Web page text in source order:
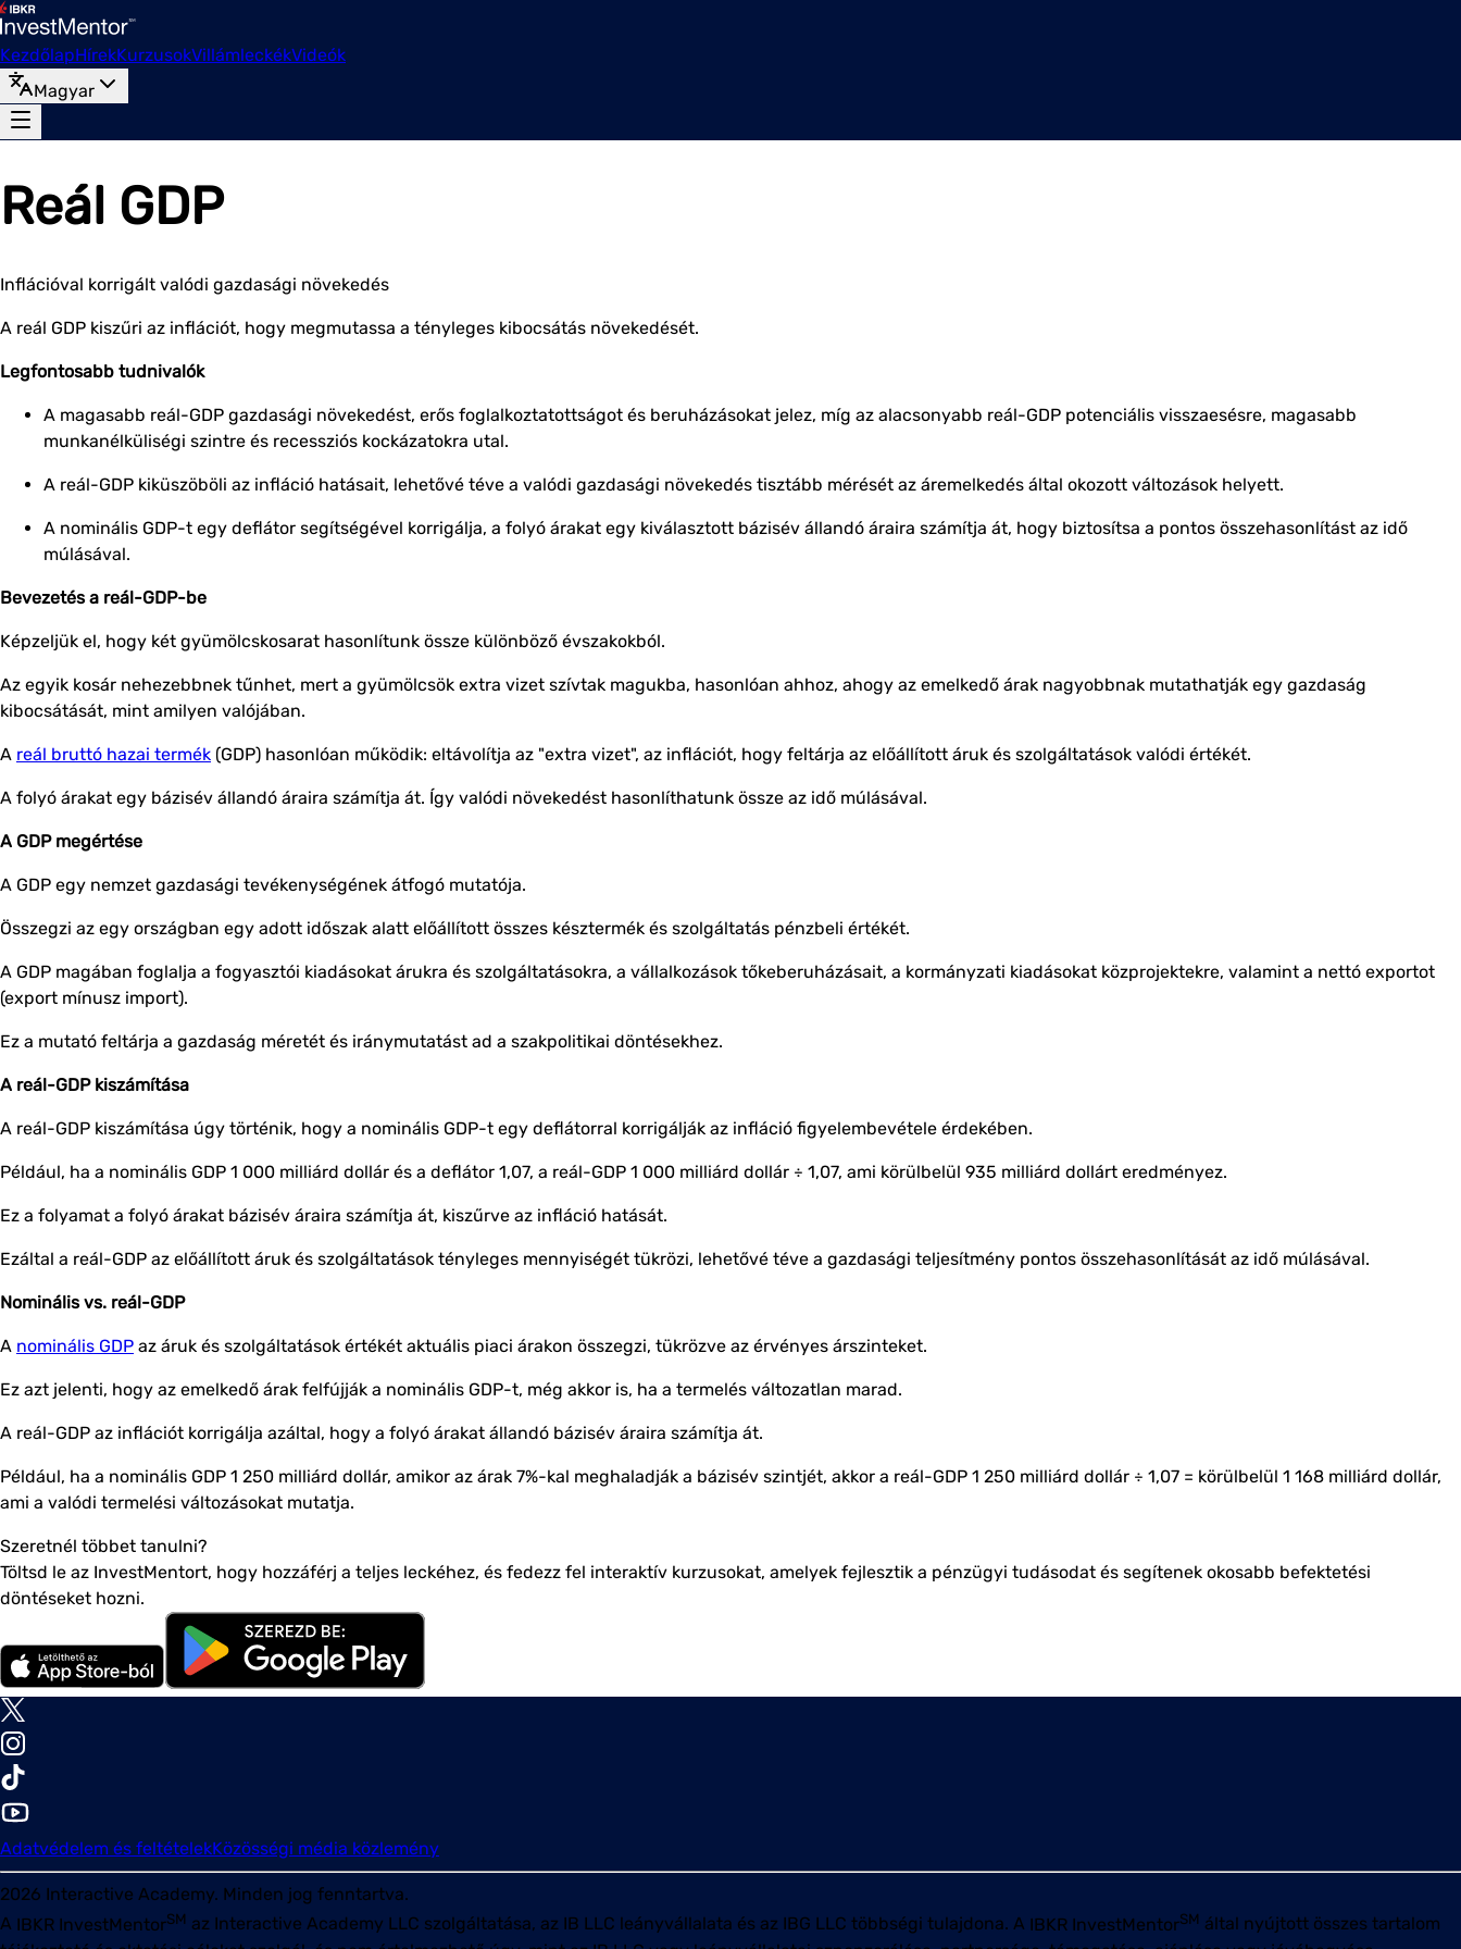
KezdőlapHírekKurzusokVillámleckékVideók
Magyar
Reál GDP
Inflációval korrigált valódi gazdasági növekedés
A reál GDP kiszűri az inflációt, hogy megmutassa a tényleges kibocsátás növekedését.
Legfontosabb tudnivalók
A magasabb reál-GDP gazdasági növekedést, erős foglalkoztatottságot és beruházásokat jelez, míg az alacsonyabb reál-GDP potenciális visszaesésre, magasabb
munkanélküliségi szintre és recessziós kockázatokra utal.
A reál-GDP kiküszöböli az infláció hatásait, lehetővé téve a valódi gazdasági növekedés tisztább mérését az áremelkedés által okozott változások helyett.
A nominális GDP-t egy deflátor segítségével korrigálja, a folyó árakat egy kiválasztott bázisév állandó áraira számítja át, hogy biztosítsa a pontos összehasonlítást az idő
múlásával.
Bevezetés a reál-GDP-be
Képzeljük el, hogy két gyümölcskosarat hasonlítunk össze különböző évszakokból.
Az egyik kosár nehezebbnek tűnhet, mert a gyümölcsök extra vizet szívtak magukba, hasonlóan ahhoz, ahogy az emelkedő árak nagyobbnak mutathatják egy gazdaság
kibocsátását, mint amilyen valójában.
A reál bruttó hazai termék (GDP) hasonlóan működik: eltávolítja az "extra vizet", az inflációt, hogy feltárja az előállított áruk és szolgáltatások valódi értékét.
A folyó árakat egy bázisév állandó áraira számítja át. Így valódi növekedést hasonlíthatunk össze az idő múlásával.
A GDP megértése
A GDP egy nemzet gazdasági tevékenységének átfogó mutatója.
Összegzi az egy országban egy adott időszak alatt előállított összes késztermék és szolgáltatás pénzbeli értékét.
A GDP magában foglalja a fogyasztói kiadásokat árukra és szolgáltatásokra, a vállalkozások tőkeberuházásait, a kormányzati kiadásokat közprojektekre, valamint a nettó exportot
(export mínusz import).
Ez a mutató feltárja a gazdaság méretét és iránymutatást ad a szakpolitikai döntésekhez.
A reál-GDP kiszámítása
A reál-GDP kiszámítása úgy történik, hogy a nominális GDP-t egy deflátorral korrigálják az infláció figyelembevétele érdekében.
Például, ha a nominális GDP 1 000 milliárd dollár és a deflátor 1,07, a reál-GDP 1 000 milliárd dollár ÷ 1,07, ami körülbelül 935 milliárd dollárt eredményez.
Ez a folyamat a folyó árakat bázisév áraira számítja át, kiszűrve az infláció hatását.
Ezáltal a reál-GDP az előállított áruk és szolgáltatások tényleges mennyiségét tükrözi, lehetővé téve a gazdasági teljesítmény pontos összehasonlítását az idő múlásával.
Nominális vs. reál-GDP
A nominális GDP az áruk és szolgáltatások értékét aktuális piaci árakon összegzi, tükrözve az érvényes árszinteket.
Ez azt jelenti, hogy az emelkedő árak felfújják a nominális GDP-t, még akkor is, ha a termelés változatlan marad.
A reál-GDP az inflációt korrigálja azáltal, hogy a folyó árakat állandó bázisév áraira számítja át.
Például, ha a nominális GDP 1 250 milliárd dollár, amikor az árak 7%-kal meghaladják a bázisév szintjét, akkor a reál-GDP 1 250 milliárd dollár ÷ 1,07 = körülbelül 1 168 milliárd dollár,
ami a valódi termelési változásokat mutatja.
Szeretnél többet tanulni?
Töltsd le az InvestMentort, hogy hozzáférj a teljes leckéhez, és fedezz fel interaktív kurzusokat, amelyek fejlesztik a pénzügyi tudásodat és segítenek okosabb befektetési
döntéseket hozni.
Adatvédelem és feltételekKözösségi média közlemény
2026 Interactive Academy. Minden jog fenntartva.
A IBKR InvestMentorSM az Interactive Academy LLC szolgáltatása, az IB LLC leányvállalata és az IBG LLC többségi tulajdona. A IBKR InvestMentorSM által nyújtott összes tartalom